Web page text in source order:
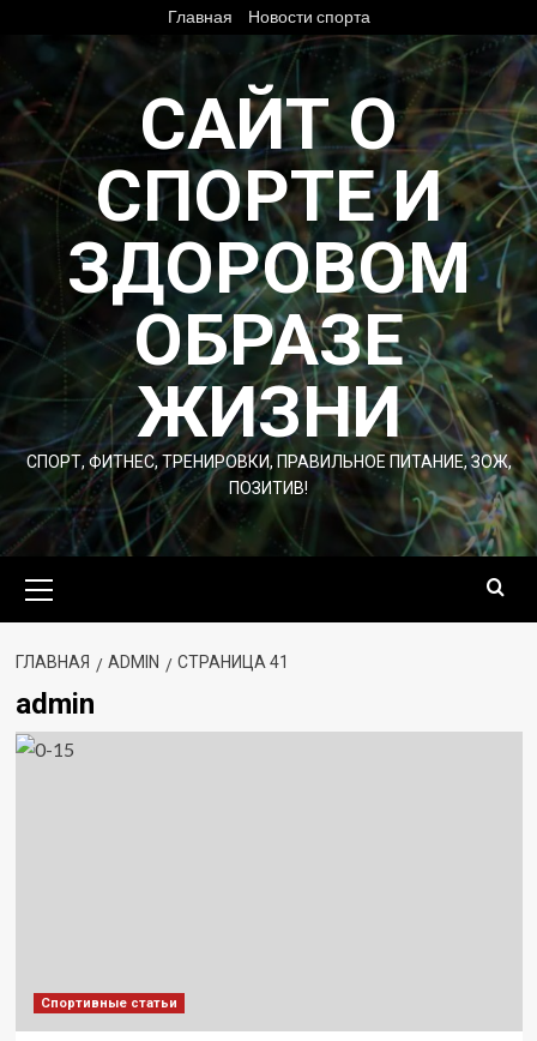
содержимому
Главная Новости спорта
САЙТ О
СПОРТЕ И
ЗДОРОВОМ
ОБРАЗЕ
ЖИЗНИ
СПОРТ, ФИТНЕС, ТРЕНИРОВКИ, ПРАВИЛЬНОЕ ПИТАНИЕ, ЗОЖ,
ПОЗИТИВ!
меню
ГЛАВНАЯ ADMIN СТРАНИЦА 41
admin
Спортивные статьи